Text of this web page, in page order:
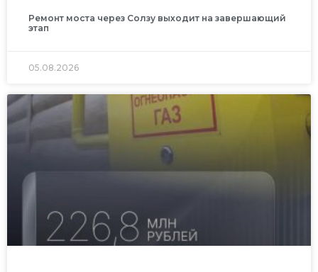
Ремонт моста через Солзу выходит на завершающий
этап
05.08.2026